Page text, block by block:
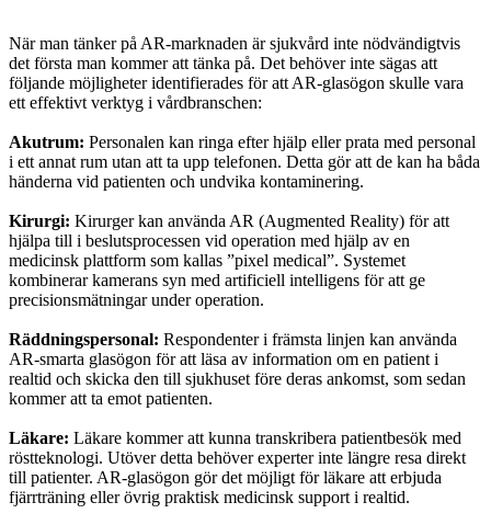
När man tänker på AR-marknaden är sjukvård inte nödvändigtvis
det första man kommer att tänka på. Det behöver inte sägas att
följande möjligheter identifierades för att AR-glasögon skulle vara
ett effektivt verktyg i vårdbranschen:
Akutrum: Personalen kan ringa efter hjälp eller prata med personal
i ett annat rum utan att ta upp telefonen. Detta gör att de kan ha båda
händerna vid patienten och undvika kontaminering.
Kirurgi: Kirurger kan använda AR (Augmented Reality) för att
hjälpa till i beslutsprocessen vid operation med hjälp av en
medicinsk plattform som kallas ”pixel medical”. Systemet
kombinerar kamerans syn med artificiell intelligens för att ge
precisionsmätningar under operation.
Räddningspersonal: Respondenter i främsta linjen kan använda
AR-smarta glasögon för att läsa av information om en patient i
realtid och skicka den till sjukhuset före deras ankomst, som sedan
kommer att ta emot patienten.
Läkare: Läkare kommer att kunna transkribera patientbesök med
röstteknologi. Utöver detta behöver experter inte längre resa direkt
till patienter. AR-glasögon gör det möjligt för läkare att erbjuda
fjärrträning eller övrig praktisk medicinsk support i realtid.